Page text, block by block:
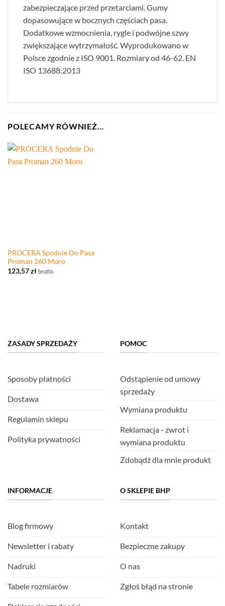
zabezpieczające przed przetarciami. Gumy
dopasowujące w bocznych częściach pasa.
Dodatkowe wzmocnienia, rygle i podwójne szwy
zwiększające wytrzymałość. Wyprodukowano w
Polsce zgodnie z ISO 9001. Rozmiary od 46-62. EN
ISO 13688:2013
POLECAMY RÓWNIEŻ…
PROCERA Spodnie Do Pasa
Proman 260 Moro
123,57zł brutto
ZASADY SPRZEDAŻY
Sposoby płatności
Dostawa
Regulamin sklepu
Polityka prywatności
POMOC
Odstąpienie od umowy
sprzedaży
Wymiana produktu
Reklamacja - zwrot i
wymiana produktu
Zdobądź dla mnie produkt
INFORMACJE
Blog firmowy
Newsletter i rabaty
Nadruki
Tabele rozmiarów
O SKLEPIE BHP
Kontakt
Bezpieczne zakupy
O nas
Zgłoś błąd na stronie